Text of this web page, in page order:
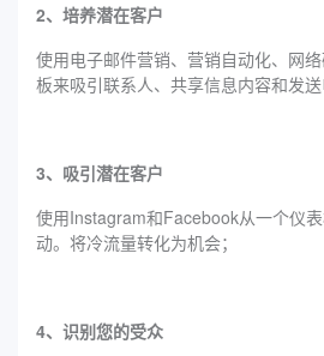
2、培养潜在客户
使用电子邮件营销、营销自动化、网
板来吸引联系人、共享信息内容和发送
3、吸引潜在客户
使用Instagram和Facebook从一个仪
动。将冷流量转化为机会；
4、识别您的受众